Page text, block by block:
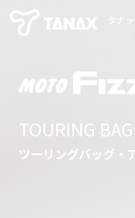
TOURING
ツーリングバッグ・